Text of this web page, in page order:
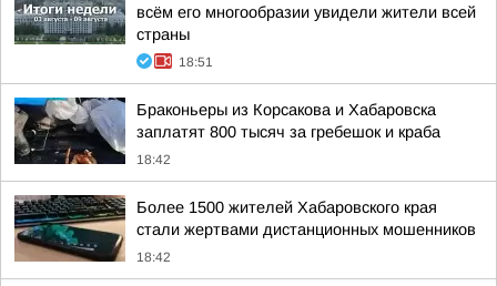
всём его многообразии увидели жители всей
страны
18:51
Браконьеры из Корсакова и Хабаровска
заплатят 800 тысяч за гребешок и краба
18:42
Более 1500 жителей Хабаровского края
стали жертвами дистанционных мошенников
18:42